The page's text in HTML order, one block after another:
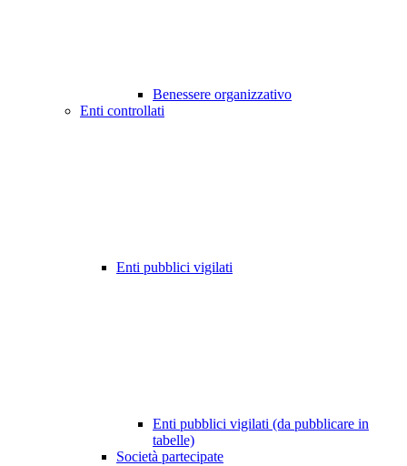
Benessere organizzativo
Enti controllati
Enti pubblici vigilati
Enti pubblici vigilati (da pubblicare in
tabelle)
Società partecipate